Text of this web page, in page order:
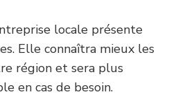
locale présente
Elle connaîtra mieux les
région et sera plus
en cas de besoin.